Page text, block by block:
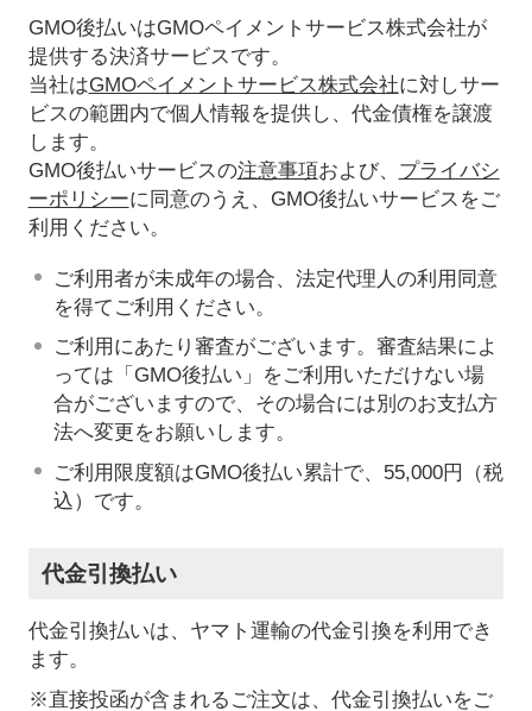
GMO後払いはGMOペイメントサービス株式会社が
提供する決済サービスです。
当社はGMOペイメントサービス株式会社に対しサー
ビスの範囲内で個人情報を提供し、代金債権を譲渡
します。
GMO後払いサービスの注意事項および、 プライバシ
ーポリシーに同意のうえ、GMO後払いサービスをご
利用ください。
ご利用者が未成年の場合、法定代理人の利用同意
を得てご利用ください。
ご利用にあたり審査がございます。審査結果によ
っては「GMO後払い」をご利用いただけない場
合がございますので、その場合には別のお支払方
法へ変更をお願いします。
ご利用限度額はGMO後払い累計で、55,000円（税
込）です。
代金引換払い
代金引換払いは、ヤマト運輸の代金引換を利用でき
ます。
※直接投函が含まれるご注文は、代金引換払いをご